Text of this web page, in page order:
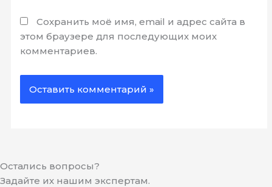
Сохранить моё имя, email и адрес сайта в
этом браузере для последующих моих
комментариев.
Остались вопросы?
Задайте их нашим экспертам.